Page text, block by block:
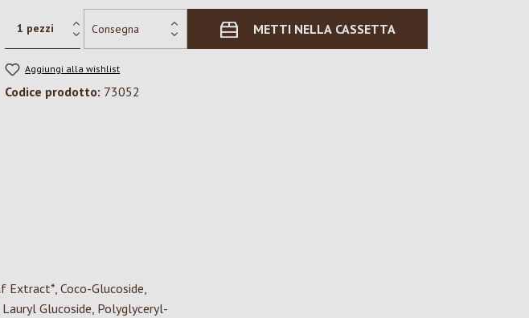
METTI NELLA CASSETTA
Aggiungi alla wishlist
Codice prodotto: 73052
Extract*, Coco-Glucoside,
Glucoside, Polyglyceryl-